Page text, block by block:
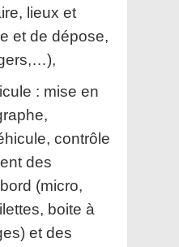
lieux et
et de dépose,
: mise en
contrôle
des
(micro,
boite à
et des